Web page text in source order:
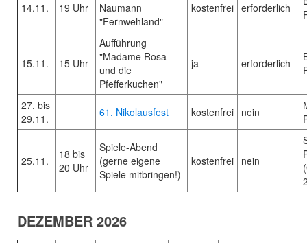
14.11. 19 Uhr
Naumann
"Fernwehland"
kostenfrei erforderlich
15.11. 15 Uhr
Aufführung
"Madame Rosa
und die
Pfefferkuchen"
ja erforderlich
27. bis
29.11.
61. Nikolausfest kostenfrei nein
25.11.
18 bis
20 Uhr
Spiele-Abend
(gerne eigene
Spiele mitbringen!)
kostenfrei nein
DEZEMBER 2026